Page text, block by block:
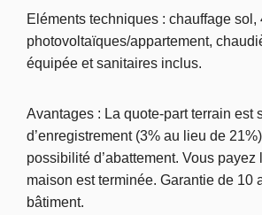
Eléments techniques : chauffage sol,
photovoltaïques/appartement,
équipée et sanitaires inclus.
Avantages : La quote-part terrain est
d’enregistrement (3% au lieu de
possibilité d’abattement. Vous payez
maison est terminée. Garantie de 10
bâtiment.